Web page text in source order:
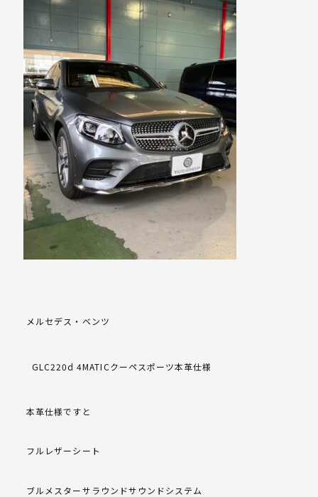
メルセデス・ベンツ
GLC220d 4MATICクーペスポーツ本革仕様
本革仕様ですと
フルレザーシート
ブルメスターサラウンドサウンドシステム